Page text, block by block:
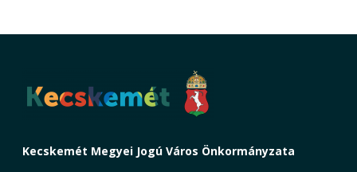
Kecskemét Megyei Jogú Város Önkormányzata